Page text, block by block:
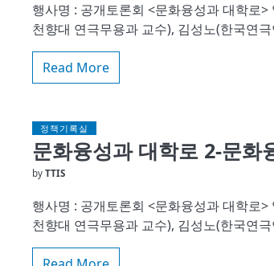
행사명 : 공개토론회 <문화융성과 대학로
천향대 연극무용과 교수), 김성노(한국연
Read More
정책기록실
문화융성과 대학로 2-문
by TTIS
행사명 : 공개토론회 <문화융성과 대학로
천향대 연극무용과 교수), 김성노(한국연